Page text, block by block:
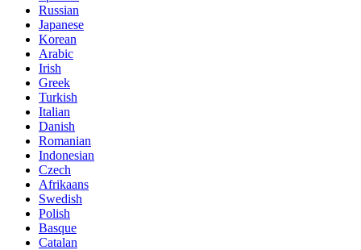
Russian
Japanese
Korean
Arabic
Irish
Greek
Turkish
Italian
Danish
Romanian
Indonesian
Czech
Afrikaans
Swedish
Polish
Basque
Catalan